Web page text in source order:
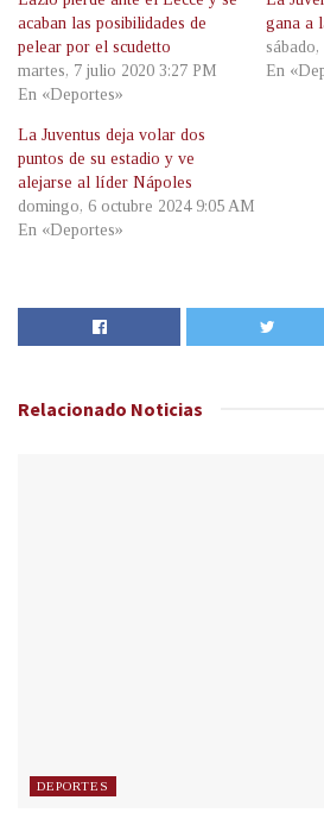
acaban las posibilidades de
pelear por el scudetto
martes, 7 julio 2020 3:27 PM
En «Deportes»
gana a
En
La Juventus deja volar dos
puntos de su estadio y ve
alejarse al líder Nápoles
domingo, 6 octubre 2024 9:05 AM
En «Deportes»
Relacionado Noticias
DEPORTES